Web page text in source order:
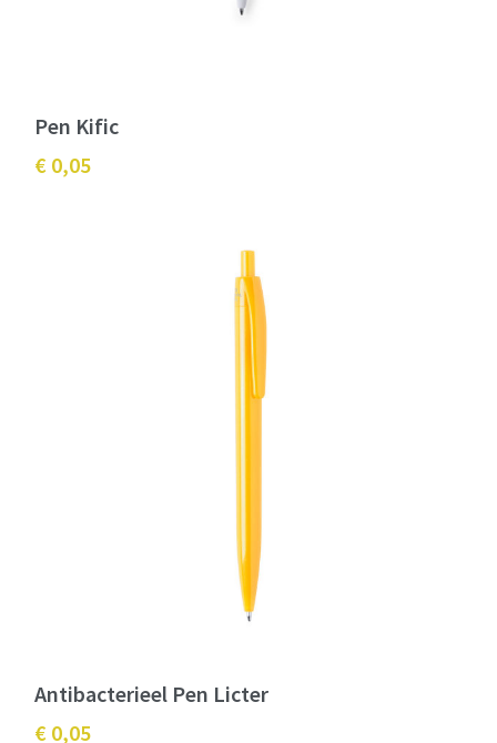
Pen Kific
€ 0,05
Antibacterieel Pen Licter
€ 0,05